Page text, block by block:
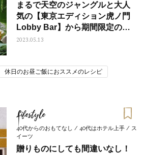
まるで天空のジャングルと大人
気の【東京エディション虎ノ門
Lobby Bar】から期間限定の新
メニューが登場!
2023.05.13
休日のお昼ご飯におススメのレシピ
Lifestyle
40代からのおもてなし / 40代はホテル上手 / ス
イーツ
贈りものにしても間違いなし！